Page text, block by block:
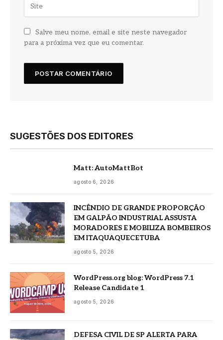
Salve meu nome, email e site neste navegador
para a próxima vez que eu comentar.
SUGESTÕES DOS EDITORES
Matt: AutoMattBot
agosto 6, 2026
INCÊNDIO DE GRANDE PROPORÇÃO
EM GALPÃO INDUSTRIAL ASSUSTA
MORADORES E MOBILIZA BOMBEIROS
EM ITAQUAQUECETUBA
agosto 5, 2026
WordPress.org blog: WordPress 7.1
Release Candidate 1
agosto 5, 2026
DEFESA CIVIL DE SP ALERTA PARA